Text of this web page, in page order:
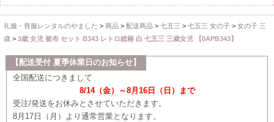
ホーム
全 国 配 送
受取り場所が選べます
東京即日バイク便
礼服・喪服レンタルのやました > 商品> 配送商品> 七五三 > 七五三 女の子 > 女の子 三
歳> 3歳 女児 被布 セット B343 レトロ総椿 白 七五三 三歳女児 【0APB343】
【配送受付 夏季休業日のお知らせ】
全国配送につきまして
8/14（金）～8月16日（日）まで
受注/発送をお休みとさせていただきます。
8月17日（月）より通常営業となります。